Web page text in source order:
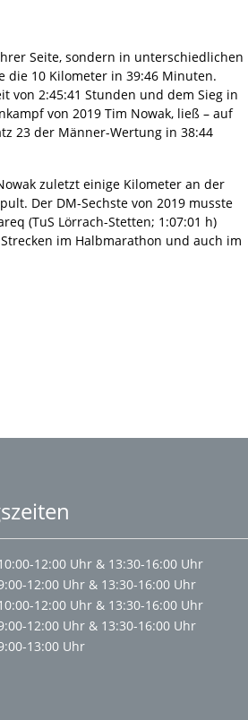
Seite, sondern in unterschiedlichen
die 10 Kilometer in 39:46 Minuten.
von 2:45:41 Stunden und dem Sieg in
von 2019 Tim Nowak, ließ – auf
23 der Männer-Wertung in 38:44
zuletzt einige Kilometer an der
Der DM-Sechste von 2019 musste
(TuS Lörrach-Stetten; 1:07:01 h)
im Halbmarathon und auch im
12:00 Uhr & 13:30-16:00 Uhr
12:00 Uhr & 13:30-16:00 Uhr
12:00 Uhr & 13:30-16:00 Uhr
12:00 Uhr & 13:30-16:00 Uhr
13:00 Uhr